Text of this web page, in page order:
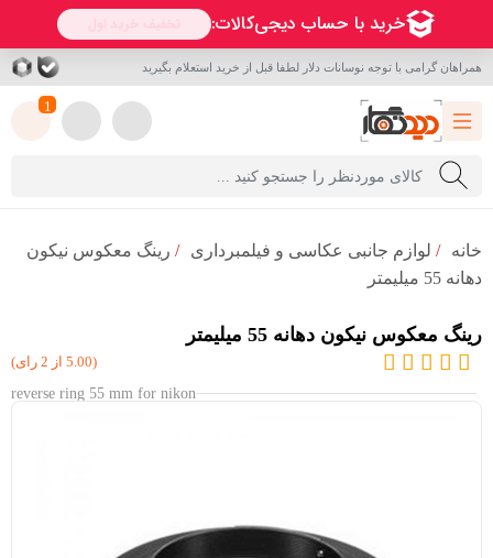
همراهان گرامی با توجه نوسانات دلار لطفا قبل از خرید استعلام بگیرید
1
خانه / لوازم جانبی عکاسی و فیلمبرداری / رینگ معکوس نیکون
دهانه 55 میلیمتر
رینگ معکوس نیکون دهانه 55 میلیمتر
(5.00 از 2 رای)
reverse ring 55 mm for nikon